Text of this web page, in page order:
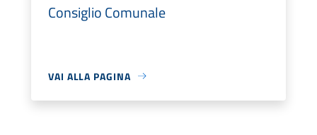
Consiglio Comunale
VAI ALLA PAGINA